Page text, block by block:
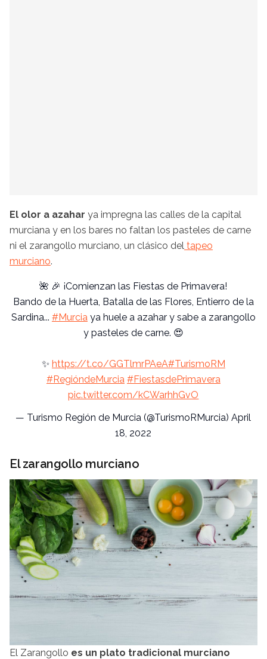
El olor a azahar ya impregna las calles de la capital
murciana y en los bares no faltan los pasteles de carne
ni el zarangollo murciano, un clásico del tapeo
murciano.
🌺 🎉 ¡Comienzan las Fiestas de Primavera!
Bando de la Huerta, Batalla de las Flores, Entierro de la
Sardina... #Murcia ya huele a azahar y sabe a zarangollo
y pasteles de carne. 😍
✨ https://t.co/GGTlmrPAeA#TurismoRM
#RegióndeMurcia #FiestasdePrimavera
pic.twitter.com/kCWarhhGvO
— Turismo Región de Murcia (@TurismoRMurcia)April
18, 2022
El zarangollo murciano
El Zarangollo es un plato tradicional murciano